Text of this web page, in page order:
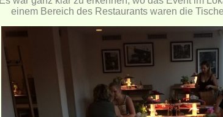
einem Bereich des Restaurants waren die